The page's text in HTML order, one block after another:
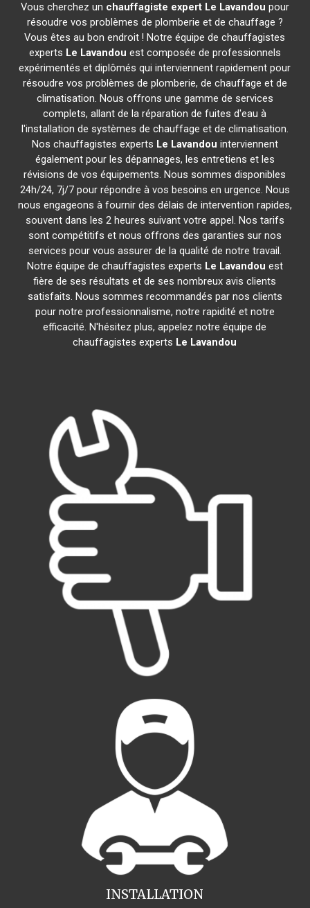
Vous cherchez un chauffagiste expert Le Lavandou pour
résoudre vos problèmes de plomberie et de chauffage ?
Vous êtes au bon endroit ! Notre équipe de chauffagistes
experts Le Lavandou est composée de professionnels
expérimentés et diplômés qui interviennent rapidement pour
résoudre vos problèmes de plomberie, de chauffage et de
climatisation. Nous offrons une gamme de services
complets, allant de la réparation de fuites d'eau à
l'installation de systèmes de chauffage et de climatisation.
Nos chauffagistes experts Le Lavandou interviennent
également pour les dépannages, les entretiens et les
révisions de vos équipements. Nous sommes disponibles
24h/24, 7j/7 pour répondre à vos besoins en urgence. Nous
nous engageons à fournir des délais de intervention rapides,
souvent dans les 2 heures suivant votre appel. Nos tarifs
sont compétitifs et nous offrons des garanties sur nos
services pour vous assurer de la qualité de notre travail.
Notre équipe de chauffagistes experts Le Lavandou est
fière de ses résultats et de ses nombreux avis clients
satisfaits. Nous sommes recommandés par nos clients
pour notre professionnalisme, notre rapidité et notre
efficacité. N'hésitez plus, appelez notre équipe de
chauffagistes experts Le Lavandou
INSTALLATION